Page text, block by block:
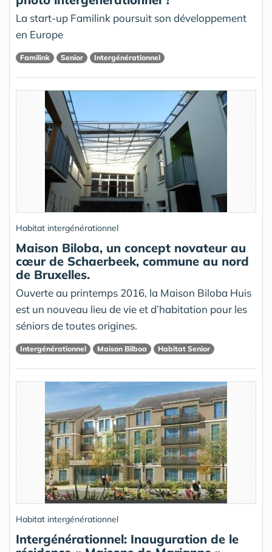
La start-up Familink poursuit son développement
en Europe
Familink Senior Intergénérationnel
Habitat intergénérationnel
Maison Biloba, un concept novateur au
cœur de Schaerbeek, commune au nord
de Bruxelles.
Ouverte au printemps 2016, la Maison Biloba Huis
est un nouveau lieu de vie et d’habitation pour les
séniors de toutes origines.
Intergénérationnel Maison Bilboa Habitat Senior
Habitat intergénérationnel
Intergénérationnel: Inauguration de le